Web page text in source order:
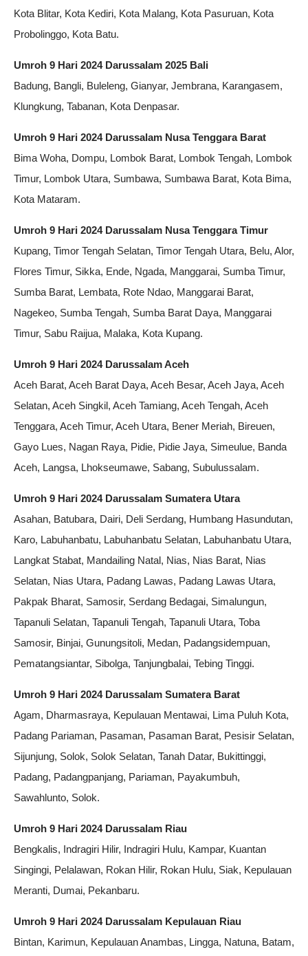
Kota Blitar, Kota Kediri, Kota Malang, Kota Pasuruan, Kota
Probolinggo, Kota Batu.
Umroh 9 Hari 2024 Darussalam 2025 Bali
Badung, Bangli, Buleleng, Gianyar, Jembrana, Karangasem,
Klungkung, Tabanan, Kota Denpasar.
Umroh 9 Hari 2024 Darussalam Nusa Tenggara Barat
Bima Woha, Dompu, Lombok Barat, Lombok Tengah, Lombok
Timur, Lombok Utara, Sumbawa, Sumbawa Barat, Kota Bima,
Kota Mataram.
Umroh 9 Hari 2024 Darussalam Nusa Tenggara Timur
Kupang, Timor Tengah Selatan, Timor Tengah Utara, Belu, Alor,
Flores Timur, Sikka, Ende, Ngada, Manggarai, Sumba Timur,
Sumba Barat, Lembata, Rote Ndao, Manggarai Barat,
Nagekeo, Sumba Tengah, Sumba Barat Daya, Manggarai
Timur, Sabu Raijua, Malaka, Kota Kupang.
Umroh 9 Hari 2024 Darussalam Aceh
Aceh Barat, Aceh Barat Daya, Aceh Besar, Aceh Jaya, Aceh
Selatan, Aceh Singkil, Aceh Tamiang, Aceh Tengah, Aceh
Tenggara, Aceh Timur, Aceh Utara, Bener Meriah, Bireuen,
Gayo Lues, Nagan Raya, Pidie, Pidie Jaya, Simeulue, Banda
Aceh, Langsa, Lhokseumawe, Sabang, Subulussalam.
Umroh 9 Hari 2024 Darussalam Sumatera Utara
Asahan, Batubara, Dairi, Deli Serdang, Humbang Hasundutan,
Karo, Labuhanbatu, Labuhanbatu Selatan, Labuhanbatu Utara,
Langkat Stabat, Mandailing Natal, Nias, Nias Barat, Nias
Selatan, Nias Utara, Padang Lawas, Padang Lawas Utara,
Pakpak Bharat, Samosir, Serdang Bedagai, Simalungun,
Tapanuli Selatan, Tapanuli Tengah, Tapanuli Utara, Toba
Samosir, Binjai, Gunungsitoli, Medan, Padangsidempuan,
Pematangsiantar, Sibolga, Tanjungbalai, Tebing Tinggi.
Umroh 9 Hari 2024 Darussalam Sumatera Barat
Agam, Dharmasraya, Kepulauan Mentawai, Lima Puluh Kota,
Padang Pariaman, Pasaman, Pasaman Barat, Pesisir Selatan,
Sijunjung, Solok, Solok Selatan, Tanah Datar, Bukittinggi,
Padang, Padangpanjang, Pariaman, Payakumbuh,
Sawahlunto, Solok.
Umroh 9 Hari 2024 Darussalam Riau
Bengkalis, Indragiri Hilir, Indragiri Hulu, Kampar, Kuantan
Singingi, Pelalawan, Rokan Hilir, Rokan Hulu, Siak, Kepulauan
Meranti, Dumai, Pekanbaru.
Umroh 9 Hari 2024 Darussalam Kepulauan Riau
Bintan, Karimun, Kepulauan Anambas, Lingga, Natuna, Batam,